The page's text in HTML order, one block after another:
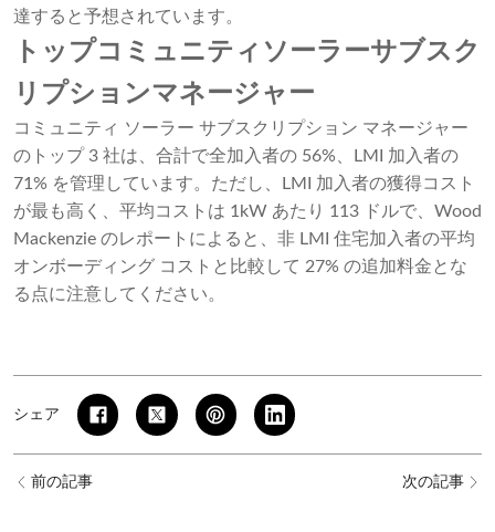
達すると予想されています。
トップコミュニティソーラーサブスク
リプションマネージャー
コミュニティ ソーラー サブスクリプション マネージャー
のトップ 3 社は、合計で全加入者の 56%、LMI 加入者の
71% を管理しています。ただし、LMI 加入者の獲得コスト
が最も高く、平均コストは 1kW あたり 113 ドルで、Wood
Mackenzie のレポートによると、非 LMI 住宅加入者の平均
オンボーディング コストと比較して 27% の追加料金とな
る点に注意してください。
シェア
前の記事 次の記事